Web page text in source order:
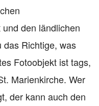
den ländlichen
das Richtige, was
Fotoobjekt ist tags,
Marienkirche. Wer
der kann auch den